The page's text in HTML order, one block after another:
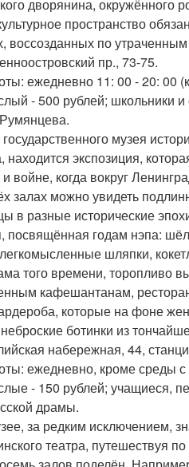
дворянина,
пространство
воссозданных по
пр., 73-75.
ежедневно 11: 00 - 20: 00
- 500 рублей; школьники и
музея
экспозиция,
и войне, когда вокруг
залах можно увидеть
в разные исторические
посвящённая годам нэпа:
шляпки,
того времени, торопливо
кафешантанам,
которые на фоне
ботинки из
набережная, 44,
ежедневно, кроме среды с
- 150 рублей; учащиеся,
драмы.
за редким исключением,
театра, путешествуя